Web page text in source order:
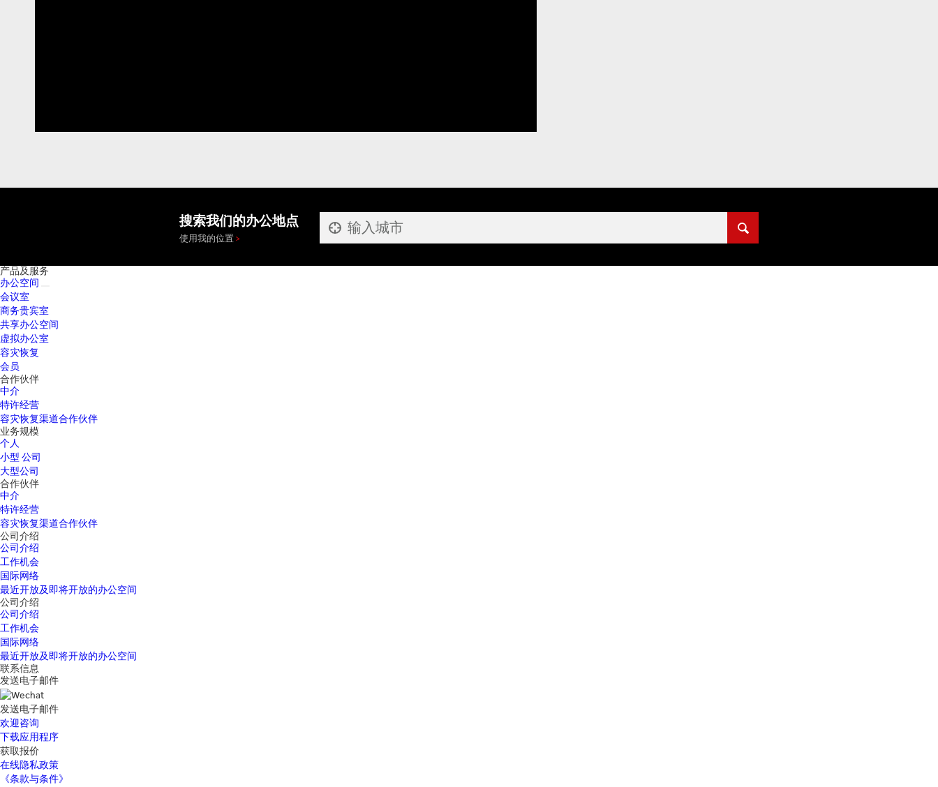
搜索我们的办公地点
使用我的位置
产品及服务
办公空间
会议室
商务贵宾室
共享办公空间
虚拟办公室
容灾恢复
会员
合作伙伴
中介
特许经营
容灾恢复渠道合作伙伴
业务规模
个人
小型 公司
大型公司
合作伙伴
中介
特许经营
容灾恢复渠道合作伙伴
公司介绍
公司介绍
工作机会
国际网络
最近开放及即将开放的办公空间
公司介绍
公司介绍
工作机会
国际网络
最近开放及即将开放的办公空间
联系信息
发送电子邮件
发送电子邮件
欢迎咨询
下载应用程序
获取报价
在线隐私政策
《条款与条件》